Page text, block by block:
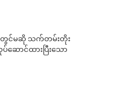
ျိန်တွင်မဆို သက်တမ်းတိုး
ောင်ထားပြီးသော